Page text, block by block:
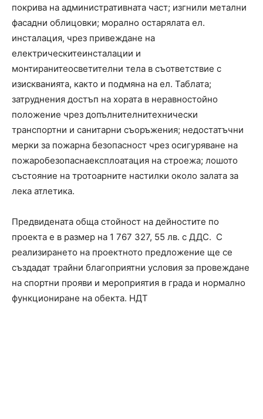
покрива на административната част; изгнили метални
фасадни облицовки; морално остарялата ел.
инсталация, чрез привеждане на
електрическитеинсталации и
монтиранитеосветителни тела в съответствие с
изискванията, както и подмяна на ел. Таблата;
затруднения достъп на хората в неравностойно
положение чрез допълнителнитехнически
транспортни и санитарни съоръжения; недостатъчни
мерки за пожарна безопасност чрез осигуряване на
пожаробезопаснаексплоатация на строежа; лошото
състояние на тротоарните настилки около залата за
лека атлетика.
Предвидената обща стойност на дейностите по
проекта е в размер на 1 767 327, 55 лв. с ДДС. С
реализирането на проектното предложение ще се
създадат трайни благоприятни условия за провеждане
на спортни прояви и мероприятия в града и нормално
функциониране на обекта. НДТ